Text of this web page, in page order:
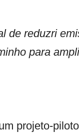
de reduzri
para
projeto-